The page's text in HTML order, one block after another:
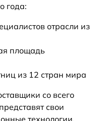
года:
отрасли из
площадь
из 12 стран мира
со всего
свои
технологии,